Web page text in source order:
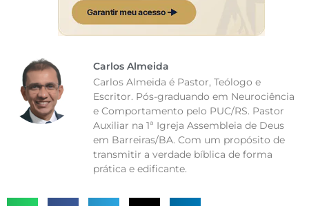
Carlos Almeida
Carlos Almeida é Pastor, Teólogo e
Escritor. Pós-graduando em Neurociência
e Comportamento pelo PUC/RS. Pastor
Auxiliar na 1ª Igreja Assembleia de Deus
em Barreiras/BA. Com um propósito de
transmitir a verdade bíblica de forma
prática e edificante.